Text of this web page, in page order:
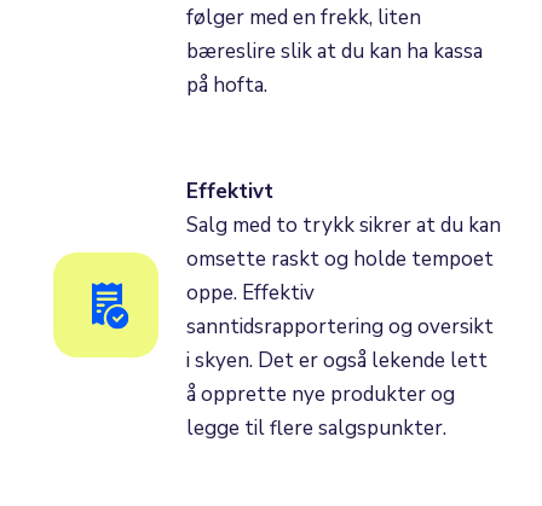
følger med en frekk, liten
bæreslire slik at du kan ha kassa
på hofta.
Effektivt
Salg med to trykk sikrer at du kan
omsette raskt og holde tempoet
oppe. Effektiv
sanntidsrapportering og oversikt
i skyen. Det er også lekende lett
å opprette nye produkter og
legge til flere salgspunkter.